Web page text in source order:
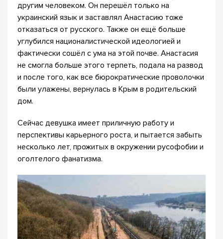
другим человеком. Он перешёл только на
украинский язык и заставлял Анастасию тоже
отказаться от русского. Также он ещё больше
углубился националистической идеологией и
фактически сошёл с ума на этой почве. Анастасия
не смогла больше этого терпеть, подала на развод
и после того, как все бюрократические проволочки
были улажены, вернулась в Крым в родительский
дом.
Сейчас девушка имеет приличную работу и
перспективы карьерного роста, и пытается забыть
несколько лет, прожитых в окружении русофобии и
оголтелого фанатизма.